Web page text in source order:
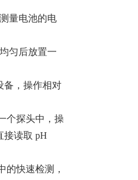
量电池的电
匀后放置一
备，操作相对
个探头中，操
接读取 pH
的快速检测，